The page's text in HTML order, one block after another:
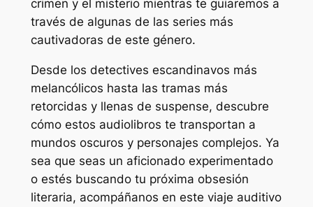
crimen y el misterio mientras te guiaremos a
través de algunas de las series más
cautivadoras de este género.
Desde los detectives escandinavos más
melancólicos hasta las tramas más
retorcidas y llenas de suspense, descubre
cómo estos audiolibros te transportan a
mundos oscuros y personajes complejos. Ya
sea que seas un aficionado experimentado
o estés buscando tu próxima obsesión
literaria, acompáñanos en este viaje auditivo